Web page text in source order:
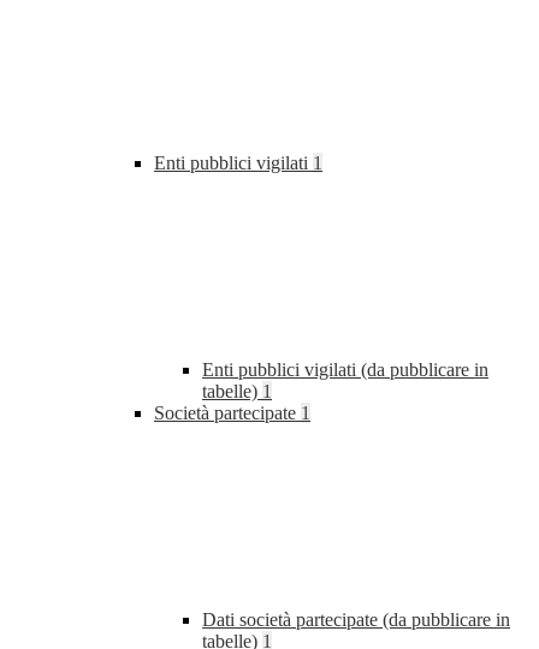
Enti pubblici vigilati 1
Enti pubblici vigilati (da pubblicare in
tabelle) 1
Società partecipate 1
Dati società partecipate (da pubblicare in
tabelle) 1